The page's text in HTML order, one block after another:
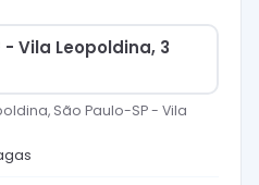
- Vila Leopoldina, 3
São Paulo-SP- Vila
s